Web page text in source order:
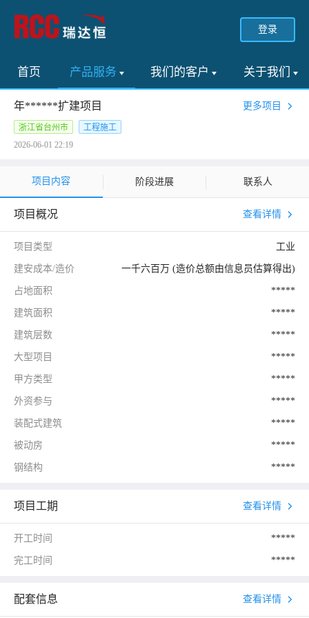
登录
首页 产品服务 我们的客户 关于我们
年******扩建项目 更多项目
浙江省台州市
工程施工
2026-06-01 22:19
项目内容 阶段进展 联系人
项目概况 查看详情
项目类型 工业
建安成本/造价 一千六百万 (造价总额由信息员估算得出)
占地面积 *****
建筑面积 *****
建筑层数 *****
大型项目 *****
甲方类型 *****
外资参与 *****
装配式建筑 *****
被动房 *****
钢结构 *****
项目工期 查看详情
开工时间 *****
完工时间 *****
配套信息 查看详情